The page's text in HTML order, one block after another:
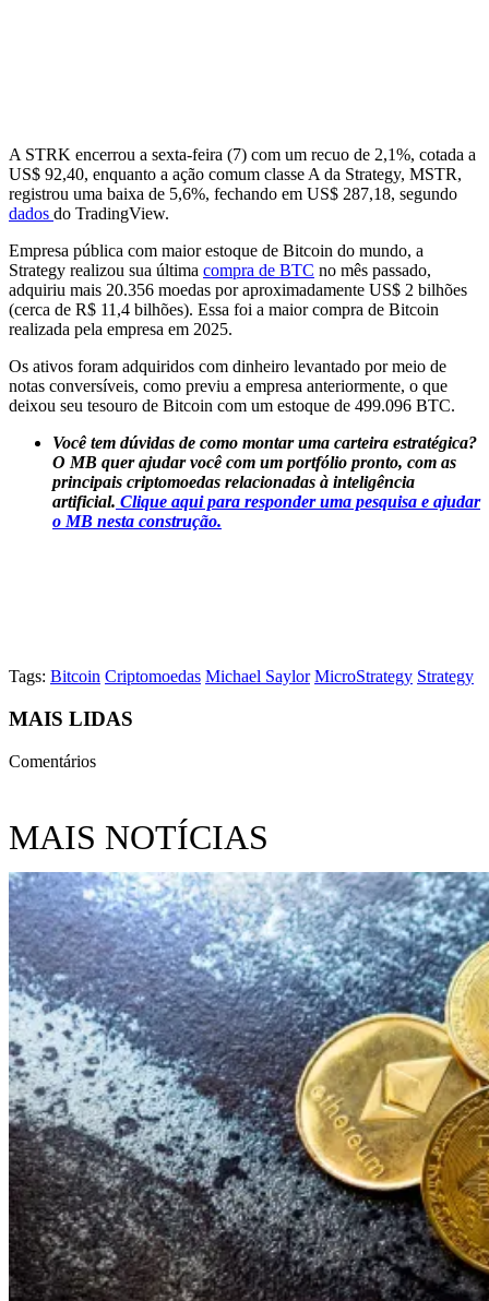
A STRK encerrou a sexta-feira (7) com um recuo de 2,1%, cotada a
US$ 92,40, enquanto a ação comum classe A da Strategy, MSTR,
registrou uma baixa de 5,6%, fechando em US$ 287,18, segundo
dados do TradingView.
Empresa pública com maior estoque de Bitcoin do mundo, a
Strategy realizou sua última compra de BTC no mês passado,
adquiriu mais 20.356 moedas por aproximadamente US$ 2 bilhões
(cerca de R$ 11,4 bilhões). Essa foi a maior compra de Bitcoin
realizada pela empresa em 2025.
Os ativos foram adquiridos com dinheiro levantado por meio de
notas conversíveis, como previu a empresa anteriormente, o que
deixou seu tesouro de Bitcoin com um estoque de 499.096 BTC.
Você tem dúvidas de como montar uma carteira estratégica?
O MB quer ajudar você com um portfólio pronto, com as
principais criptomoedas relacionadas à inteligência
artificial. Clique aqui para responder uma pesquisa e ajudar
o MB nesta construção.
Tags: Bitcoin Criptomoedas Michael Saylor MicroStrategy Strategy
MAIS LIDAS
Comentários
MAIS NOTÍCIAS